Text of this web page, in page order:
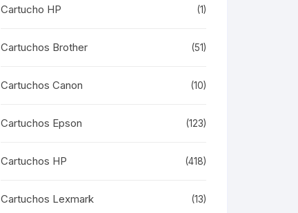
Cartucho HP (1)
Cartuchos Brother (51)
Cartuchos Canon (10)
Cartuchos Epson (123)
Cartuchos HP (418)
Cartuchos Lexmark (13)